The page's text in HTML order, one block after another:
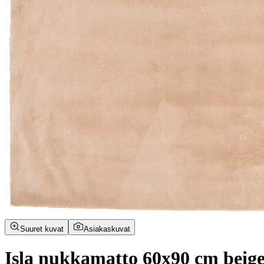
Suuret kuvat Asiakaskuvat
Isla nukkamatto 60x90 cm